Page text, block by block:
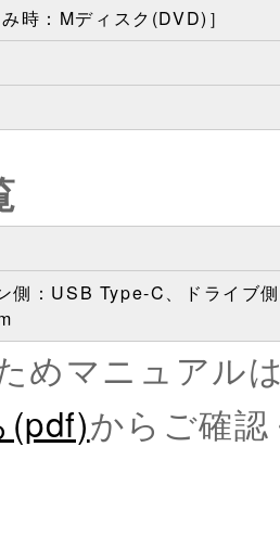
時：Mディスク(DVD)］
側：USB Type-C、ドライブ
めマニュアル
(pdf)からご確